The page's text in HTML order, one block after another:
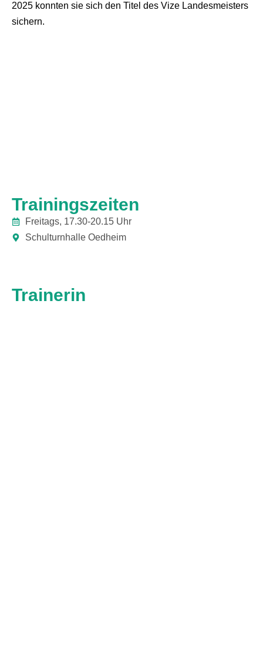
2025 konnten sie sich den Titel des Vize Landesmeisters
sichern.
Trainingszeiten
Freitags, 17.30-20.15 Uhr
Schulturnhalle Oedheim
Trainerin